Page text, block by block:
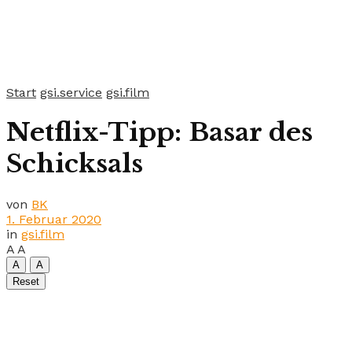
Start gsi.service gsi.film
Netflix-Tipp: Basar des
Schicksals
von BK
1. Februar 2020
in gsi.film
A A
A
A
Reset